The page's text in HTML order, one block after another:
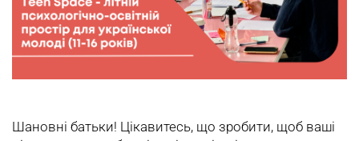
Шановні батьки! Цікавитесь, що зробити, щоб ваші